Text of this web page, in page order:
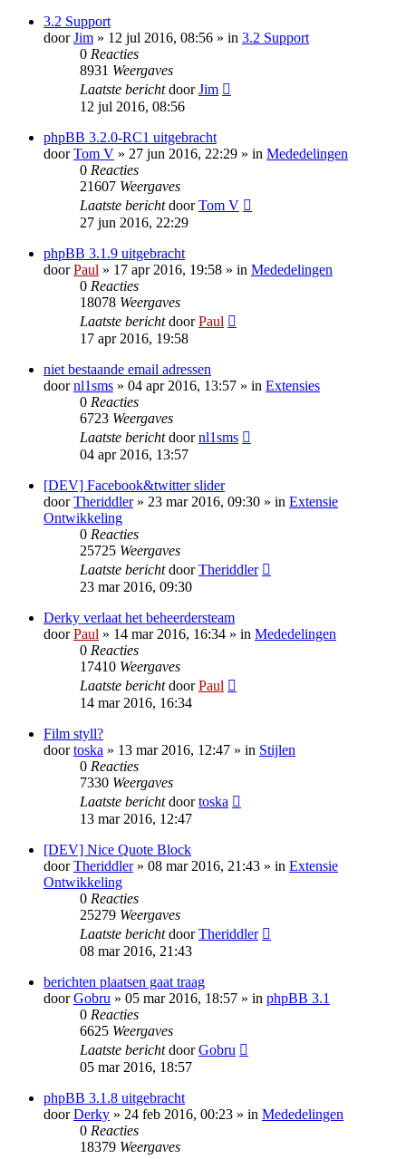
3.2 Support
doorJim » 12 jul 2016, 08:56 » in 3.2 Support
0 Reacties
8931 Weergaves
Laatste berichtdoorJim
12 jul 2016, 08:56
phpBB 3.2.0-RC1 uitgebracht
doorTom V » 27 jun 2016, 22:29 » in Mededelingen
0 Reacties
21607 Weergaves
Laatste berichtdoorTom V
27 jun 2016, 22:29
phpBB 3.1.9 uitgebracht
doorPaul » 17 apr 2016, 19:58 » in Mededelingen
0 Reacties
18078 Weergaves
Laatste berichtdoorPaul
17 apr 2016, 19:58
niet bestaande email adressen
doornl1sms » 04 apr 2016, 13:57 » in Extensies
0 Reacties
6723 Weergaves
Laatste berichtdoornl1sms
04 apr 2016, 13:57
[DEV] Facebook&twitter slider
doorTheriddler» 23 mar 2016, 09:30 » in Extensie
Ontwikkeling
0 Reacties
25725 Weergaves
Laatste berichtdoorTheriddler
23 mar 2016, 09:30
Derky verlaat het beheerdersteam
doorPaul » 14 mar 2016, 16:34 » in Mededelingen
0 Reacties
17410 Weergaves
Laatste berichtdoorPaul
14 mar 2016, 16:34
Film styll?
doortoska » 13 mar 2016, 12:47 » in Stijlen
0 Reacties
7330 Weergaves
Laatste berichtdoortoska
13 mar 2016, 12:47
[DEV] Nice Quote Block
doorTheriddler» 08 mar 2016, 21:43 » in Extensie
Ontwikkeling
0 Reacties
25279 Weergaves
Laatste berichtdoorTheriddler
08 mar 2016, 21:43
berichten plaatsen gaat traag
doorGobru » 05 mar 2016, 18:57 » in phpBB 3.1
0 Reacties
6625 Weergaves
Laatste berichtdoorGobru
05 mar 2016, 18:57
phpBB 3.1.8 uitgebracht
doorDerky » 24 feb 2016, 00:23 » in Mededelingen
0 Reacties
18379 Weergaves